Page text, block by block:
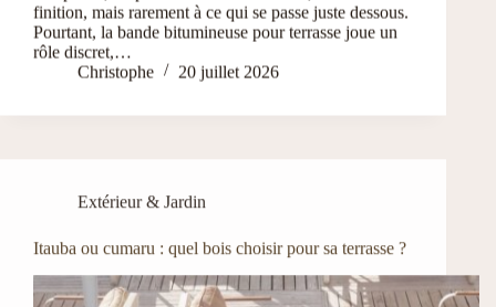
finition, mais rarement à ce qui se passe juste dessous.
Pourtant, la bande bitumineuse pour terrasse joue un
rôle discret,…
Christophe
20 juillet 2026